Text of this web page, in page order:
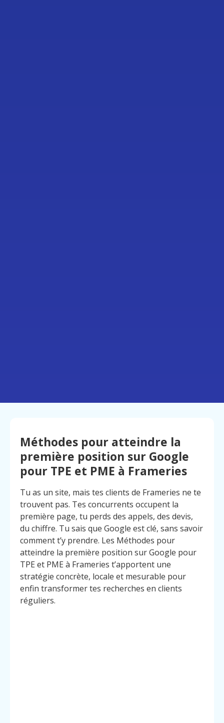
Méthodes pour atteindre la
première position sur Google
pour TPE et PME à Frameries
Tu as un site, mais tes clients de Frameries ne te
trouvent pas. Tes concurrents occupent la
première page, tu perds des appels, des devis,
du chiffre. Tu sais que Google est clé, sans savoir
comment t’y prendre. Les Méthodes pour
atteindre la première position sur Google pour
TPE et PME à Frameries t’apportent une
stratégie concrète, locale et mesurable pour
enfin transformer tes recherches en clients
réguliers.